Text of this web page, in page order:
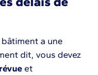
a une
dit, vous devez
et